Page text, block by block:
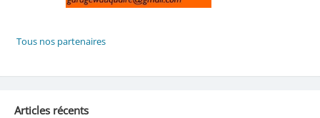
Tous nos partenaires
Articles récents